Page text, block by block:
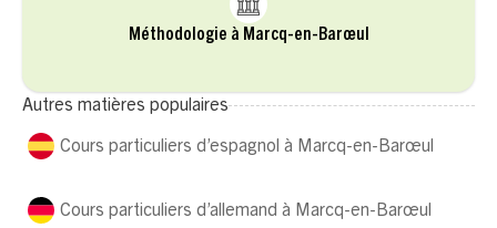
Méthodologie à Marcq-en-Barœul
Autres matières populaires
Cours particuliers d’espagnol à Marcq-en-Barœul
Cours particuliers d’allemand à Marcq-en-Barœul